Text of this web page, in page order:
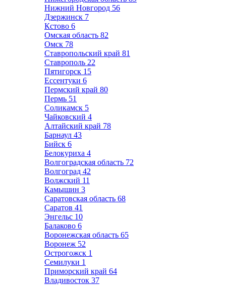
Нижний Новгород 56
Дзержинск 7
Кстово 6
Омская область 82
Омск 78
Ставропольский край 81
Ставрополь 22
Пятигорск 15
Ессентуки 6
Пермский край 80
Пермь 51
Соликамск 5
Чайковский 4
Алтайский край 78
Барнаул 43
Бийск 6
Белокуриха 4
Волгоградская область 72
Волгоград 42
Волжский 11
Камышин 3
Саратовская область 68
Саратов 41
Энгельс 10
Балаково 6
Воронежская область 65
Воронеж 52
Острогожск 1
Семилуки 1
Приморский край 64
Владивосток 37